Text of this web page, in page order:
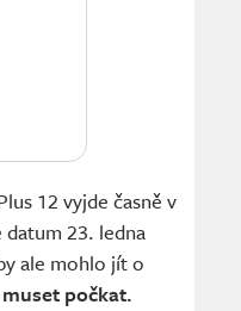
12 vyjde časně v
datum 23. ledna
ale mohlo jít o
počkat.